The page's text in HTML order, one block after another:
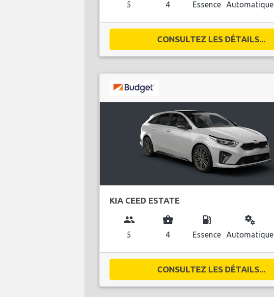
5 4 Essence Automatique
CONSULTEZ LES DÉTAILS...
KIA CEED ESTATE
group
5
business_center
4
local_gas_station
Essence
miscellaneous_services
Automatique
CONSULTEZ LES DÉTAILS...